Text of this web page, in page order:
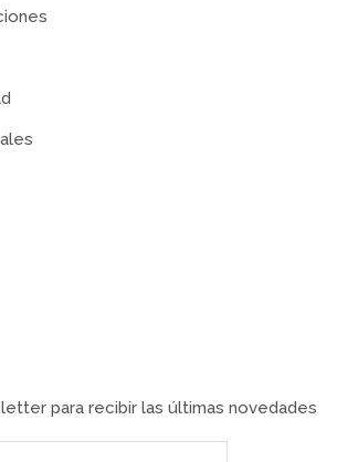
para recibir las últimas novedades